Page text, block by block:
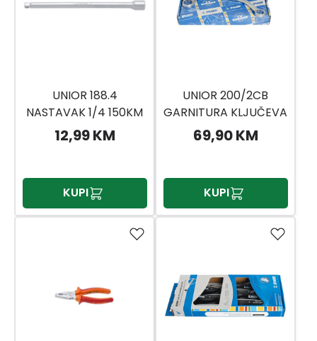
UNIOR 188.4
NASTAVAK 1/4 150KM
12,99 KM
KUPI
UNIOR 200/2CB
GARNITURA KLJUČEVA
ZA START 11
69,90 KM
KUPI